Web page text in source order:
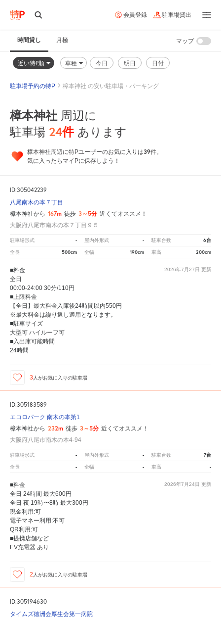
会員登録 駐車場貸出
時間貸し 月極
近い特P順 車種 今日 明日 日付
マップ
駐車場予約の特P 樟本神社 の安い駐車場・パーキング
樟本神社 周辺に
駐車場 24件 あります
樟本神社周辺に特Pユーザーのお気に入りは39件。
気に入ったらマイPに保存しよう！
ID:305042239
八尾南木の本７丁目
樟本神社から 167m 徒歩 3～5分 近くてオススメ！
大阪府八尾市南木の本７丁目９５
駐車場形式 - 屋内外形式 - 駐車台数 6台
全長 500cm 全幅 190cm 車高 200cm
2026年7月27日 更新
■料金
全日
00:00-24:00 30分/110円
■上限料金
【全日】最大料金入庫後24時間以内550円
※最大料金は繰り返し適用となります。
■駐車サイズ
大型可 ハイルーフ可
■入出庫可能時間
24時間
3 人がお気に入りの駐車場
ID:305183589
エコロパーク 南木の本第1
樟本神社から 232m 徒歩 3～5分 近くてオススメ！
大阪府八尾市南木の本4-94
駐車場形式 - 屋内外形式 - 駐車台数 7台
全長 - 全幅 - 車高 -
2026年7月24日 更新
■料金
全日 24時間 最大600円
全日 夜 19時〜8時 最大300円
現金利用:可
電子マネー利用:不可
QR利用:可
■提携店舗など
EV充電器:あり
2 人がお気に入りの駐車場
ID:305194630
タイムズ徳洲会厚生会第一病院